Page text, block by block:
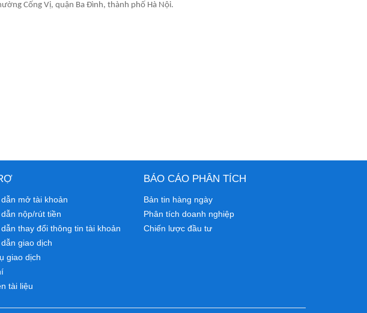
Cống Vị, quận Ba Đình, thành phố Hà Nội.
mở tài khoản
nộp/rút tiền
thay đổi thông tin tài khoản
giao dịch
giao dịch
tài liệu
BÁO CÁO PHÂN TÍCH
Bản tin hàng ngày
Phân tích doanh nghiệp
Chiến lược đầu tư